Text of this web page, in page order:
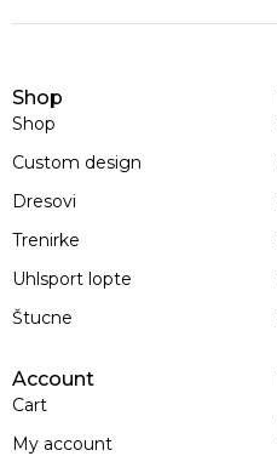
Shop
Shop
Custom design
Dresovi
Trenirke
Uhlsport lopte
Štucne
Account
Cart
My account